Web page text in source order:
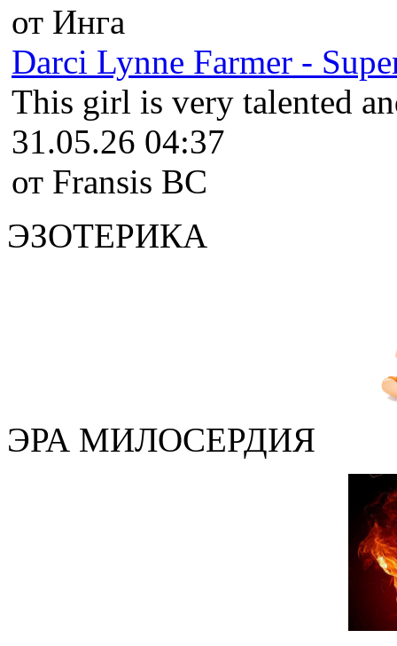
от Инга
Darci Lynne Farmer -
This girl is very talented
31.05.26 04:37
от Fransis BC
ЭЗОТЕРИКА
ЭРА МИЛОСЕРДИЯ